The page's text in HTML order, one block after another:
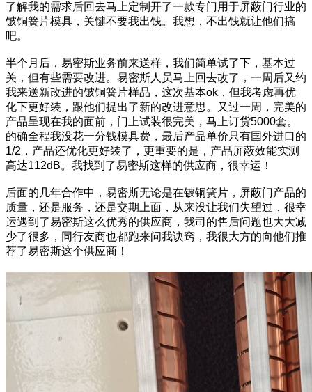
了解我的需求后回去马上定制开了一款专门用于屏蔽门行业的
铍铜簧片模具，关键不要我出钱。我想，不出钱就让他们搞
吧。
半个月后，易密斯业务前来送样，我们简单试了下，基本过
关，但有些需要改进。易密斯人员马上回去改了，一周后又约
我来送新改进的铍铜簧片样品，这次基本ok，但我考虑再优
化下更好装，跟他们提出了新的改进意思。又过一周，完美的
产品呈现在我的面前，门上试装很完美，马上订货5000套。
的确全程我没花一分钱模具费，最后产品单价只有国外进口的
1/2，产品还优化更好装了，更重要的是，产品屏蔽效能实测
高达112dB。我找到了易密斯这样的供应商，很幸运！
后面的几年合作中，易密斯无论是在铍铜簧片，屏蔽门产品的
质量，还是服务，还是交期上面，从来没让我们失望过，很幸
运遇到了易密斯这么优秀的供应商，我司的售后问题也大大减
少了很多，同行友商也都跑来问我诀窍，我很大方的向他们推
荐了易密斯这个供应商！